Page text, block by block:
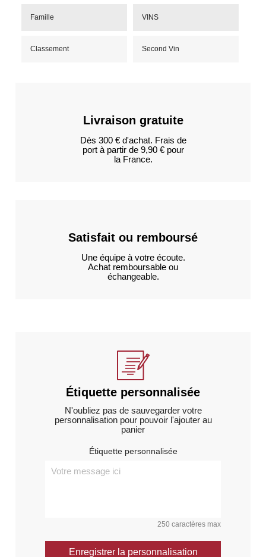
Famille VINS
Classement Second Vin
Livraison gratuite
Dès 300 € d'achat. Frais de
port à partir de 9,90 € pour
la France.
Satisfait ou remboursé
Une équipe à votre écoute.
Achat remboursable ou
échangeable.
Étiquette personnalisée
N'oubliez pas de sauvegarder votre
personnalisation pour pouvoir l'ajouter au
panier
Étiquette personnalisée
250 caractères max
Enregistrer la personnalisation